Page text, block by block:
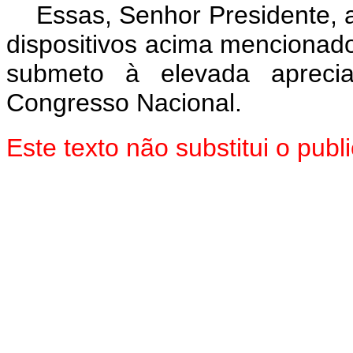
Essas, Senhor Presidente,
dispositivos acima
submeto à elevada
Congresso Nacional.
Este texto não substitui o